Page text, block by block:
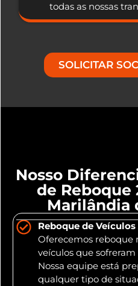
todas as nossas
SOLICITAR
Nosso
de Reboque
Marilândia
Reboque de
Oferecemos reboque
veículos que
Nossa equipe está
qualquer tipo de